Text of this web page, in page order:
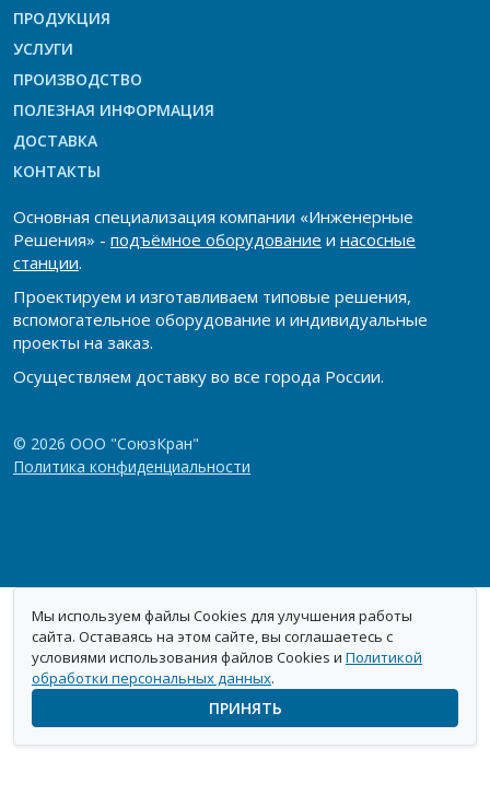
ПРОДУКЦИЯ
УСЛУГИ
ПРОИЗВОДСТВО
ПОЛЕЗНАЯ ИНФОРМАЦИЯ
ДОСТАВКА
КОНТАКТЫ
Основная специализация компании «Инженерные
Решения» - подъёмное оборудование и насосные
станции.
Проектируем и изготавливаем типовые решения,
вспомогательное оборудование и индивидуальные
проекты на заказ.
Осуществляем доставку во все города России.
© 2026 ООО "СоюзКран"
Политика конфиденциальности
Мы используем файлы Cookies для улучшения работы
сайта. Оставаясь на этом сайте, вы соглашаетесь с
условиями использования файлов Cookies и Политикой
обработки персональных данных.
ПРИНЯТЬ